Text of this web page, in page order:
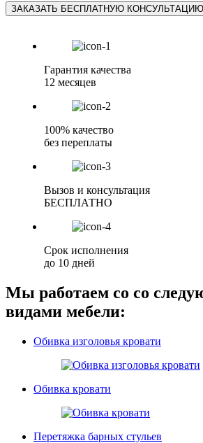
ЗАКАЗАТЬ БЕСПЛАТНУЮ КОНСУЛЬТАЦИЮ
Гарантия качества
12 месяцев
100% качество
без переплаты
Вызов и консультация
БЕСПЛАТНО
Срок исполнения
до 10 дней
Мы работаем со со
видами мебели:
Обивка изголовья кровати
Обивка кровати
Перетяжка барных стульев